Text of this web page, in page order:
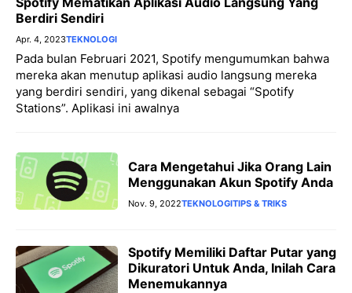
Berdiri Sendiri
Apr. 4, 2023TEKNOLOGI
Pada bulan Februari 2021, Spotify mengumumkan bahwa
mereka akan menutup aplikasi audio langsung mereka
yang berdiri sendiri, yang dikenal sebagai “Spotify
Stations”. Aplikasi ini awalnya
Cara Mengetahui Jika Orang Lain
Menggunakan Akun Spotify Anda
Nov. 9, 2022TEKNOLOGITIPS & TRIKS
Spotify Memiliki Daftar Putar yang
Dikuratori Untuk Anda, Inilah Cara
Menemukannya